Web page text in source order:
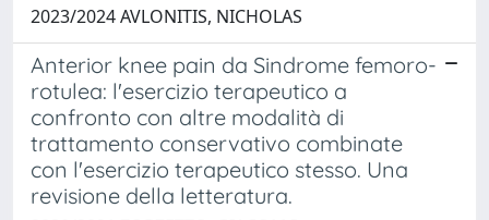
2023/2024 AVLONITIS, NICHOLAS
Anterior knee pain da Sindrome femoro-
rotulea: l'esercizio terapeutico a
confronto con altre modalità di
trattamento conservativo combinate
con l'esercizio terapeutico stesso. Una
revisione della letteratura.